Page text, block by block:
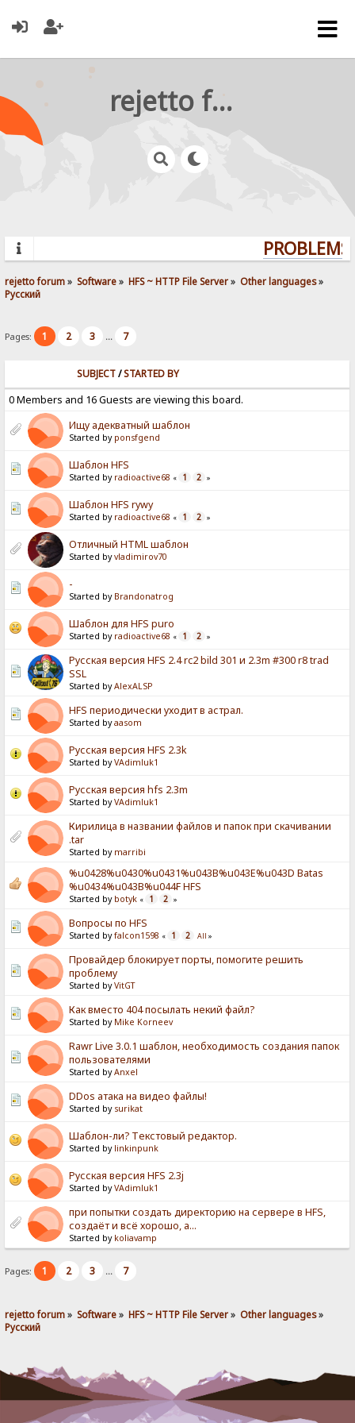
rejetto forum
rejetto forum» Software» HFS ~ HTTP File Server» Other languages»
Pусский
Pages: 1 2 3 ... 7
SUBJECT/STARTED BY
0 Members and 16 Guests are viewing this board.
Ищу адекватный шаблон
Started by ponsfgend
Шаблон HFS
Started by radioactive68 « 1 2 »
Шаблон HFS rywy
Started by radioactive68 « 1 2 »
Отличный HTML шаблон
Started byvladimirov70
-
Started by Brandonatrog
Шаблон для HFS puro
Started by radioactive68 « 1 2 »
Русская версия HFS 2.4 rc2 bild 301 и 2.3m #300 r8 trad
SSL
Started byAlexALSP
HFS периодически уходит в астрал.
Started byaasom
Русская версия HFS 2.3k
Started byVAdimluk1
Русская версия hfs 2.3m
Started byVAdimluk1
Кирилица в названии файлов и папок при скачивании
.tar
Started by marribi
%u0428%u0430%u0431%u043B%u043E%u043D Batas
%u0434%u043B%u044F HFS
Started by botyk « 1 2 »
Вопросы по HFS
Started byfalcon1598 « 1 2 All »
Провайдер блокирует порты, помогите решить
проблему
Started byVitGT
Как вместо 404 посылать некий файл?
Started by Mike Korneev
Rawr Live 3.0.1 шаблон, необходимость создания папок
пользователями
Started byAnxel
DDos атака на видео файлы!
Started by surikat
Шаблон-ли? Текстовый редактор.
Started by linkinpunk
Русская версия HFS 2.3j
Started byVAdimluk1
при попытки создать директорию на сервере в HFS,
создаёт и всё хорошо, а...
Started by koliavamp
Pages: 1 2 3 ... 7
rejetto forum» Software» HFS ~ HTTP File Server» Other languages»
Pусский